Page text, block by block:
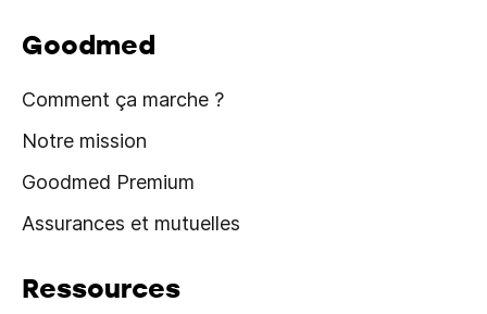
Goodmed
Comment ça marche ?
Notre mission
Goodmed Premium
Assurances et mutuelles
Ressources